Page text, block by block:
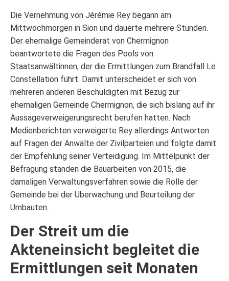
Die Vernehmung von Jérémie Rey begann am
Mittwochmorgen in Sion und dauerte mehrere Stunden.
Der ehemalige Gemeinderat von Chermignon
beantwortete die Fragen des Pools von
Staatsanwältinnen, der die Ermittlungen zum Brandfall Le
Constellation führt. Damit unterscheidet er sich von
mehreren anderen Beschuldigten mit Bezug zur
ehemaligen Gemeinde Chermignon, die sich bislang auf ihr
Aussageverweigerungsrecht berufen hatten. Nach
Medienberichten verweigerte Rey allerdings Antworten
auf Fragen der Anwälte der Zivilparteien und folgte damit
der Empfehlung seiner Verteidigung. Im Mittelpunkt der
Befragung standen die Bauarbeiten von 2015, die
damaligen Verwaltungsverfahren sowie die Rolle der
Gemeinde bei der Überwachung und Beurteilung der
Umbauten.
Der Streit um die
Akteneinsicht begleitet die
Ermittlungen seit Monaten